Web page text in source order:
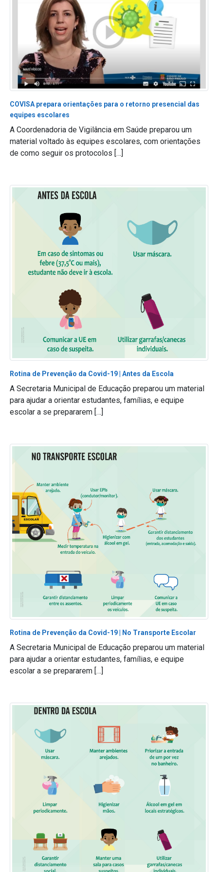
COVISA prepara orientações para o retorno presencial das
equipes escolares
A Coordenadoria de Vigilância em Saúde preparou um
material voltado às equipes escolares, com orientações
de como seguir os protocolos […]
Rotina de Prevenção da Covid-19 | Antes da Escola
A Secretaria Municipal de Educação preparou um material
para ajudar a orientar estudantes, famílias, e equipe
escolar a se prepararem […]
Rotina de Prevenção da Covid-19 | No Transporte Escolar
A Secretaria Municipal de Educação preparou um material
para ajudar a orientar estudantes, famílias, e equipe
escolar a se prepararem […]